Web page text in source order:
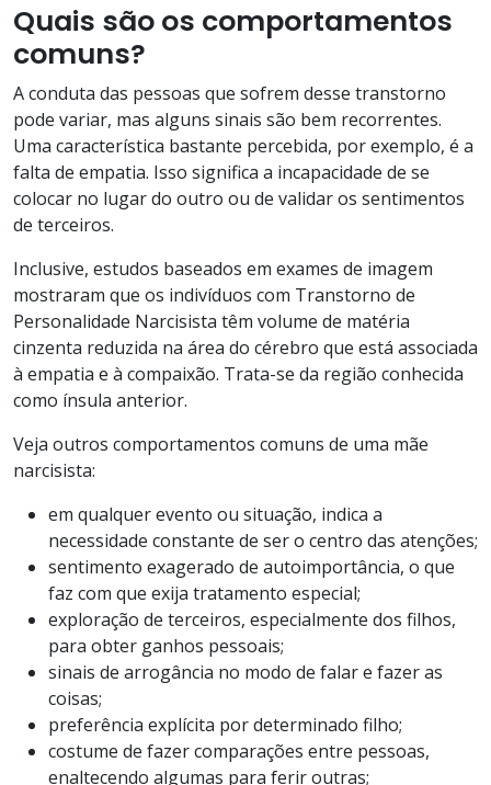
Quais são os comportamentos
comuns?
A conduta das pessoas que sofrem desse transtorno
pode variar, mas alguns sinais são bem recorrentes.
Uma característica bastante percebida, por exemplo, é a
falta de empatia. Isso significa a incapacidade de se
colocar no lugar do outro ou de validar os sentimentos
de terceiros.
Inclusive, estudos baseados em exames de imagem
mostraram que os indivíduos com Transtorno de
Personalidade Narcisista têm volume de matéria
cinzenta reduzida na área do cérebro que está associada
à empatia e à compaixão. Trata-se da região conhecida
como ínsula anterior.
Veja outros comportamentos comuns de uma mãe
narcisista:
em qualquer evento ou situação, indica a
necessidade constante de ser o centro das atenções;
sentimento exagerado de autoimportância, o que
faz com que exija tratamento especial;
exploração de terceiros, especialmente dos filhos,
para obter ganhos pessoais;
sinais de arrogância no modo de falar e fazer as
coisas;
preferência explícita por determinado filho;
costume de fazer comparações entre pessoas,
enaltecendo algumas para ferir outras;